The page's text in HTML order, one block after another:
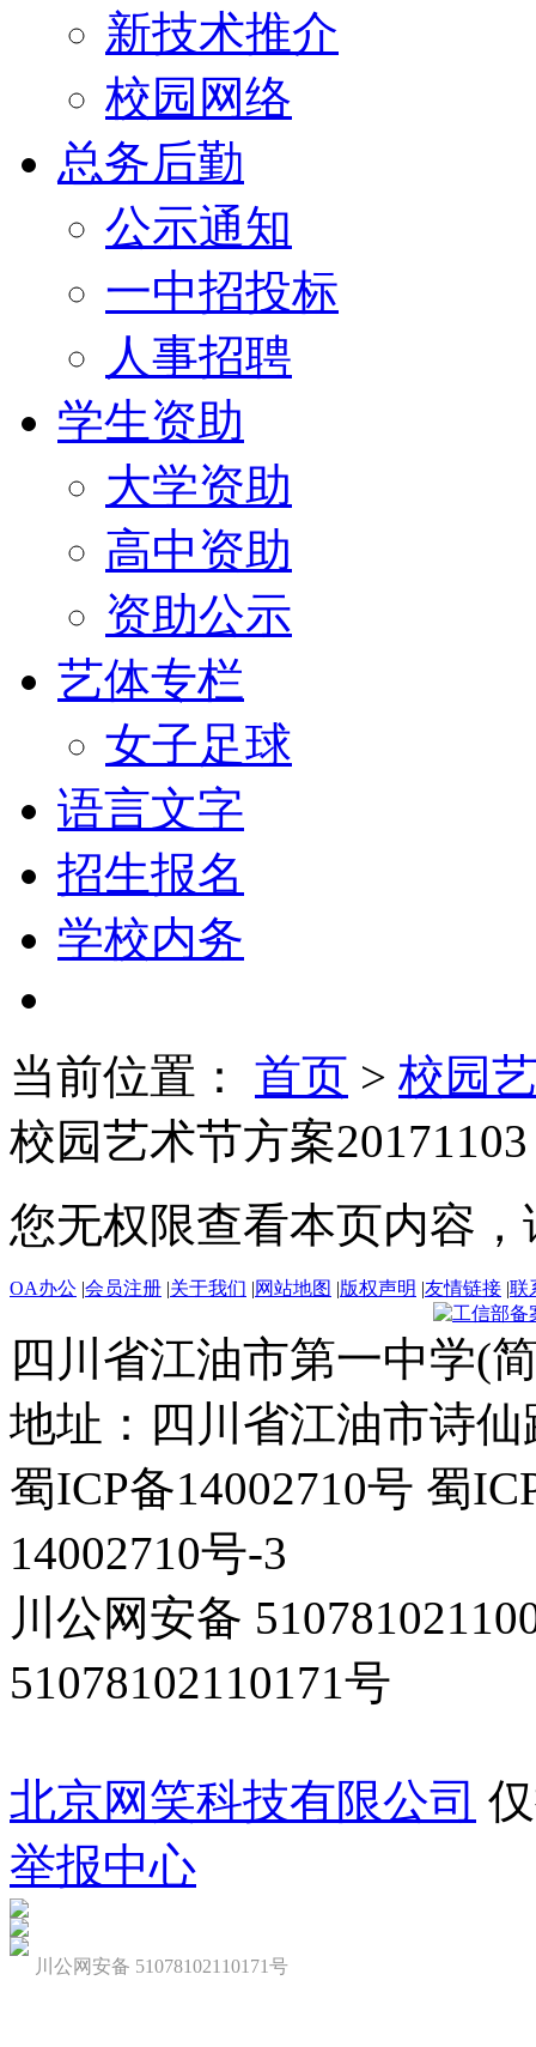
新技术推介
校园网络
总务后勤
公示通知
一中招投标
人事招聘
学生资助
大学资助
高中资助
资助公示
艺体专栏
女子足球
语言文字
招生报名
学校内务
当前位置： 首页 > 校园
校园艺术节方案20171103
您无权限查看本页内容
OA办公 |会员注册 |关于我们 |网站地图 |版权声明 |友情链接 |联
四川省江油市第一中学(
地址：四川省江油市诗仙
蜀ICP备14002710号 蜀
14002710号-3
川公网安备
51078102110171号
北京网笑科技有限公司
举报中心
川公网安备 51078102110171号